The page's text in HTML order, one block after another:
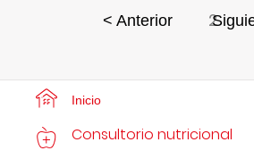
< Anterior 2
Inicio
Consultorio nutricional